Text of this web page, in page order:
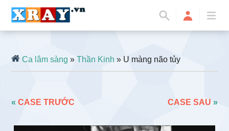
Ca lâm sàng »Thần Kinh » U màng não tủy
«CASE TRƯỚC CASE SAU »